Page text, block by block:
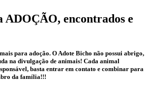
ADOÇÃO, encontrados e
para adoção. O Adote Bicho não possui abrigo,
na divulgação de animais! Cada animal
basta entrar em contato e combinar para
da família!!!